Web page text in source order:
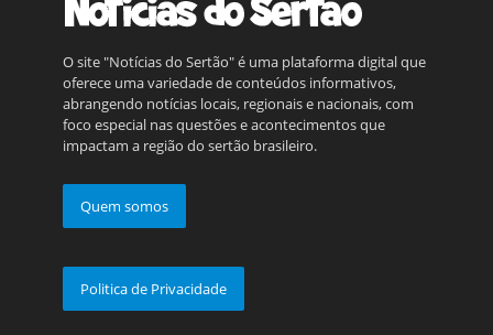
O site "Notícias do Sertão" é uma plataforma digital que
oferece uma variedade de conteúdos informativos,
abrangendo notícias locais, regionais e nacionais, com
foco especial nas questões e acontecimentos que
impactam a região do sertão brasileiro.
Quem somos
Politica de Privacidade